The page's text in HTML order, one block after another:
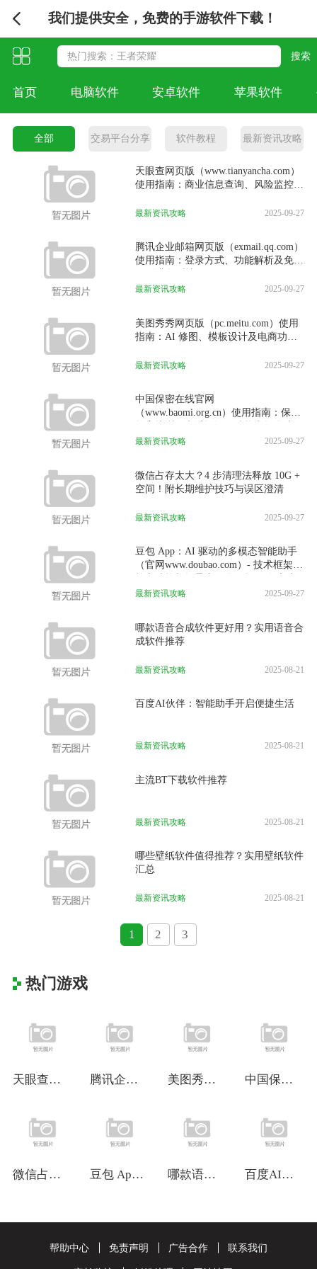
我们提供安全，免费的手游软件下载！
首页 电脑软件 安卓软件 苹果软件
全部 交易平台分享 软件教程 最新资讯攻略
天眼查网页版（www.tianyancha.com）
使用指南：商业信息查询、风险监控及
最新资讯攻略 2025-09-27
腾讯企业邮箱网页版（exmail.qq.com）
使用指南：登录方式、功能解析及免费
最新资讯攻略 2025-09-27
美图秀秀网页版（pc.meitu.com）使用
指南：AI 修图、模板设计及电商功能
最新资讯攻略 2025-09-27
中国保密在线官网
（www.baomi.org.cn）使用指南：保密
最新资讯攻略 2025-09-27
微信占存太大？4 步清理法释放 10G +
空间！附长期维护技巧与误区澄清
最新资讯攻略 2025-09-27
豆包 App：AI 驱动的多模态智能助手
（官网www.doubao.com）- 技术框架、
端详情
最新资讯攻略 2025-09-27
哪款语音合成软件更好用？实用语音合
成软件推荐
最新资讯攻略 2025-08-21
百度AI伙伴：智能助手开启便捷生活
最新资讯攻略 2025-08-21
主流BT下载软件推荐
最新资讯攻略 2025-08-21
哪些壁纸软件值得推荐？实用壁纸软件
汇总
最新资讯攻略 2025-08-21
1 2 3
热门游戏
天眼查网页版（www.tianyanch 腾讯企业邮箱网页版（exmail.qq. 美图秀秀网页版（pc.meitu.com 中国保密在线官网（www.baomi.o
微信占存太大？4 步清理法释放 10G 豆包 App：AI 驱动的多模态智能助手 哪款语音合成软件更好用？实用语音合成软件 百度AI伙伴：智能助手开启便捷生活
帮助中心 免责声明 广告合作 联系我们